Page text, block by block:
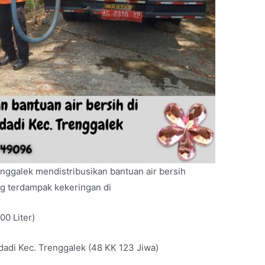
mendistribusikan bantuan air bersih
terdampak kekeringan di
Liter)
Kec. Trenggalek (48 KK 123 Jiwa)